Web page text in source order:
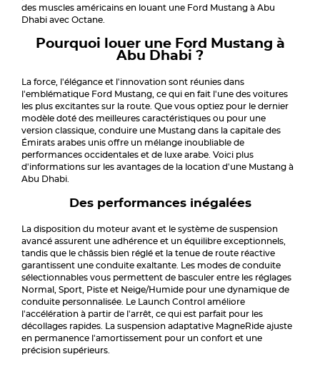
des muscles américains en louant une Ford Mustang à Abu
Dhabi avec Octane.
Pourquoi louer une Ford Mustang à
Abu Dhabi ?
La force, l'élégance et l'innovation sont réunies dans
l'emblématique Ford Mustang, ce qui en fait l'une des voitures
les plus excitantes sur la route. Que vous optiez pour le dernier
modèle doté des meilleures caractéristiques ou pour une
version classique, conduire une Mustang dans la capitale des
Émirats arabes unis offre un mélange inoubliable de
performances occidentales et de luxe arabe. Voici plus
d'informations sur les avantages de la location d'une Mustang à
Abu Dhabi.
Des performances inégalées
La disposition du moteur avant et le système de suspension
avancé assurent une adhérence et un équilibre exceptionnels,
tandis que le châssis bien réglé et la tenue de route réactive
garantissent une conduite exaltante. Les modes de conduite
sélectionnables vous permettent de basculer entre les réglages
Normal, Sport, Piste et Neige/Humide pour une dynamique de
conduite personnalisée. Le Launch Control améliore
l'accélération à partir de l'arrêt, ce qui est parfait pour les
décollages rapides. La suspension adaptative MagneRide ajuste
en permanence l'amortissement pour un confort et une
précision supérieurs.